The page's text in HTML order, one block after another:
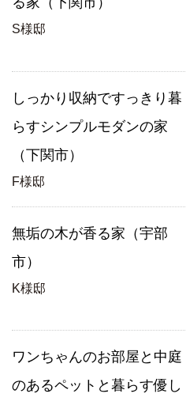
S様邸
しっかり収納ですっきり暮
らすシンプルモダンの家
（下関市）
F様邸
無垢の木が香る家（宇部
市）
K様邸
ワンちゃんのお部屋と中庭
のあるペットと暮らす優し